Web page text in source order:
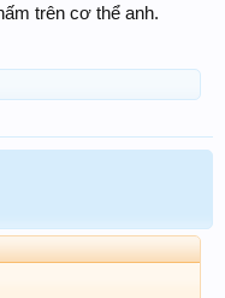
trên cơ thể anh.